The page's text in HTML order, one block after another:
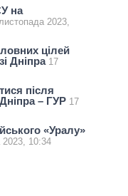
на
2023,
цілей
Дніпра 17
після
– ГУР 17
«Уралу»
2023, 10:34